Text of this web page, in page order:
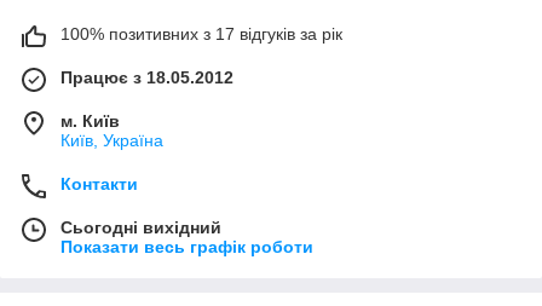
100% позитивних з 17 відгуків за рік
Працює з 18.05.2012
м. Київ
Київ, Україна
Контакти
Сьогодні вихідний
Показати весь графік роботи